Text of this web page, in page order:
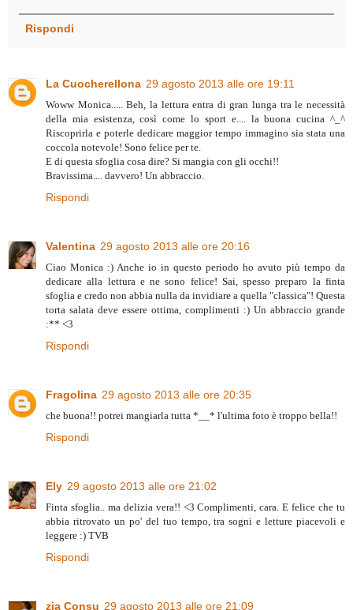
Rispondi
La Cuocherellona 29 agosto 2013 alle ore 19:11
Woww Monica..... Beh, la lettura entra di gran lunga tra le necessità
della mia esistenza, così come lo sport e.... la buona cucina ^_^
Riscoprirla e poterle dedicare maggior tempo immagino sia stata una
coccola notevole! Sono felice per te.
E di questa sfoglia cosa dire? Si mangia con gli occhi!!
Bravissima.... davvero! Un abbraccio.
Rispondi
Valentina 29 agosto 2013 alle ore 20:16
Ciao Monica :) Anche io in questo periodo ho avuto più tempo da
dedicare alla lettura e ne sono felice! Sai, spesso preparo la finta
sfoglia e credo non abbia nulla da invidiare a quella "classica"! Questa
torta salata deve essere ottima, complimenti :) Un abbraccio grande
:** <3
Rispondi
Fragolina 29 agosto 2013 alle ore 20:35
che buona!! potrei mangiarla tutta *__* l'ultima foto è troppo bella!!
Rispondi
Ely 29 agosto 2013 alle ore 21:02
Finta sfoglia.. ma delizia vera!! <3 Complimenti, cara. E felice che tu
abbia ritrovato un po' del tuo tempo, tra sogni e letture piacevoli e
leggere :) TVB
Rispondi
zia Consu 29 agosto 2013 alle ore 21:09